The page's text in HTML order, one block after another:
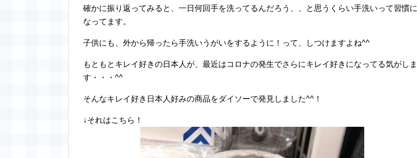
確かに振り返ってみると、一日何回手を洗ってるんだろう、、と思うくらい手洗いって習慣に
なってます。
子供にも、外から帰ったら手洗いうがいをするように！って、しつけますよね^^
もともとキレイ好きの日本人が、最近はコロナの発生でさらにキレイ好きになってる気がしま
す・・・^^
そんなキレイ好き日本人好みの商品をダイソーで発見しました^^！
↓それはこちら！